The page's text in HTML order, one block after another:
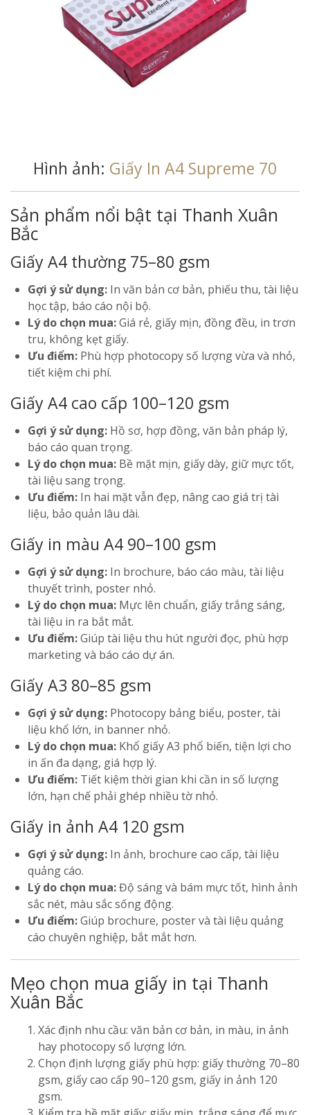
Hình ảnh: Giấy In A4 Supreme 70
Sản phẩm nổi bật tại Thanh Xuân
Bắc
Giấy A4 thường 75–80 gsm
Gợi ý sử dụng: In văn bản cơ bản, phiếu thu, tài liệu
học tập, báo cáo nội bộ.
Lý do chọn mua:Giá rẻ, giấy mịn, đồng đều, in trơn
tru, không kẹt giấy.
Ưu điểm: Phù hợp photocopy số lượng vừa và nhỏ,
tiết kiệm chi phí.
Giấy A4 cao cấp 100–120 gsm
Gợi ý sử dụng: Hồ sơ, hợp đồng, văn bản pháp lý,
báo cáo quan trọng.
Lý do chọn mua: Bề mặt mịn, giấy dày, giữ mực tốt,
tài liệu sang trọng.
Ưu điểm: In hai mặt vẫn đẹp, nâng cao giá trị tài
liệu, bảo quản lâu dài.
Giấy in màu A4 90–100 gsm
Gợi ý sử dụng: In brochure, báo cáo màu, tài liệu
thuyết trình, poster nhỏ.
Lý do chọn mua: Mực lên chuẩn, giấy trắng sáng,
tài liệu in ra bắt mắt.
Ưu điểm:Giúp tài liệu thu hút người đọc, phù hợp
marketing và báo cáo dự án.
Giấy A3 80–85 gsm
Gợi ý sử dụng: Photocopy bảng biểu, poster, tài
liệu khổ lớn, in banner nhỏ.
Lý do chọn mua: Khổ giấy A3 phổ biến, tiện lợi cho
in ấn đa dạng, giá hợp lý.
Ưu điểm: Tiết kiệm thời gian khi cần in số lượng
lớn, hạn chế phải ghép nhiều tờ nhỏ.
Giấy in ảnh A4 120 gsm
Gợi ý sử dụng: In ảnh, brochure cao cấp, tài liệu
quảng cáo.
Lý do chọn mua:Độ sáng và bám mực tốt, hình ảnh
sắc nét, màu sắc sống động.
Ưu điểm:Giúp brochure, poster và tài liệu quảng
cáo chuyên nghiệp, bắt mắt hơn.
Mẹo chọn mua giấy in tại Thanh
Xuân Bắc
Xác định nhu cầu: văn bản cơ bản, in màu, in ảnh
hay photocopy số lượng lớn.
Chọn định lượng giấy phù hợp: giấy thường 70–80
gsm, giấy cao cấp 90–120 gsm, giấy in ảnh 120
gsm.